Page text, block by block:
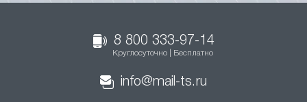
8 800 333-97-14
Круглосуточно | Бесплатно
info@mail-ts.ru